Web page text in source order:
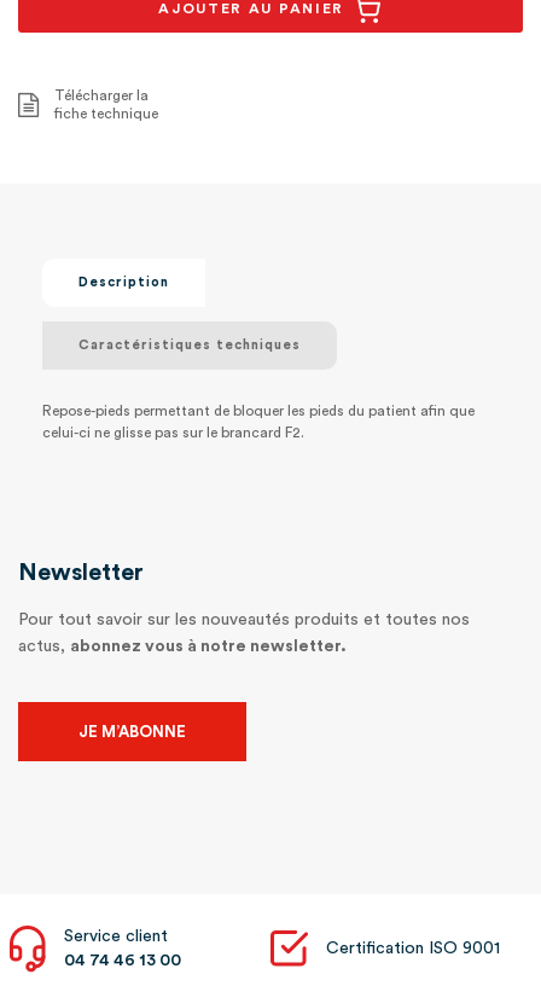
AJOUTER AU PANIER
Télécharger la
fiche technique
Description
Caractéristiques techniques
Repose-pieds permettant de bloquer les pieds du patient afin que
celui-ci ne glisse pas sur le brancard F2.
Newsletter
Pour tout savoir sur les nouveautés produits et toutes nos
actus, abonnez vous à notre newsletter.
JE M’ABONNE
Service client
04 74 46 13 00
Certification ISO 9001